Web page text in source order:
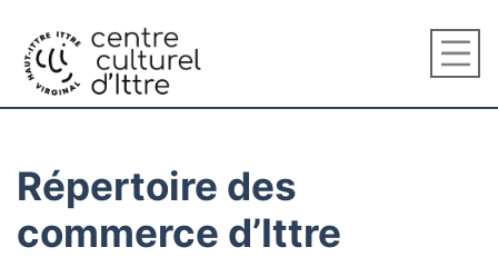
Répertoire des
commerce d’Ittre